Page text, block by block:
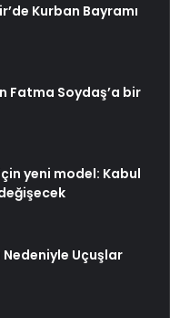
Kurban Bayramı
Fatma Soydaş’a bir
yeni model: Kabul
Nedeniyle Uçuşlar